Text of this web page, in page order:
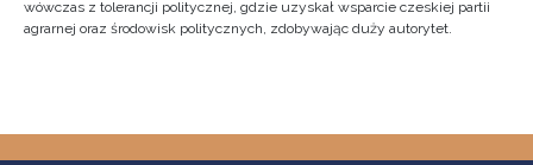
wówczas z tolerancji politycznej, gdzie uzyskał wsparcie czeskiej partii
agrarnej oraz środowisk politycznych, zdobywając duży autorytet.